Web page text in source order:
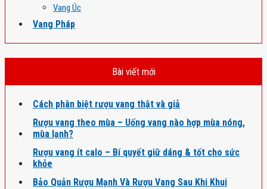
Vang Úc
Vang Pháp
Bài viết mới
Cách phân biệt rượu vang thật và giả
Rượu vang theo mùa – Uống vang nào hợp mùa nóng,
mùa lạnh?
Rượu vang ít calo – Bí quyết giữ dáng & tốt cho sức
khỏe
Bảo Quản Rượu Mạnh Và Rượu Vang Sau Khi Khui